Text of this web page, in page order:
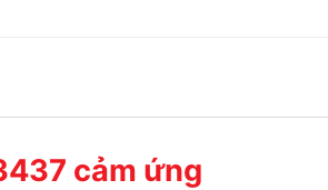
cảm ứng